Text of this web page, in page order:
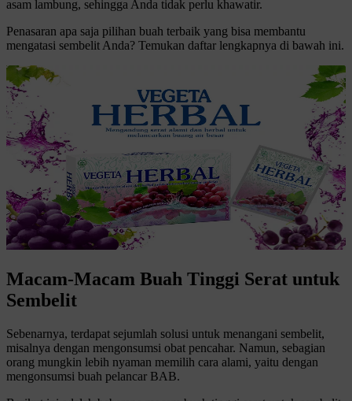
asam lambung, sehingga Anda tidak perlu khawatir.
Penasaran apa saja pilihan buah terbaik yang bisa membantu
mengatasi sembelit Anda? Temukan daftar lengkapnya di bawah ini.
Macam-Macam Buah Tinggi Serat untuk
Sembelit
Sebenarnya, terdapat sejumlah solusi untuk menangani sembelit,
misalnya dengan mengonsumsi obat pencahar. Namun, sebagian
orang mungkin lebih nyaman memilih cara alami, yaitu dengan
mengonsumsi buah pelancar BAB.